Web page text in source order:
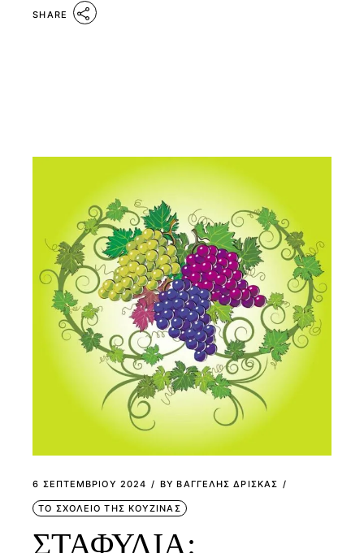
SHARE
6 ΣΕΠΤΕΜΒΡΊΟΥ 2024 BY ΒΑΓΓΕΛΗΣ ΔΡΙΣΚΑΣ
ΤΟ ΣΧΟΛΕΙΟ ΤΗΣ ΚΟΥΖΙΝΑΣ
ΣΤΑΦΥΛΙΑ: